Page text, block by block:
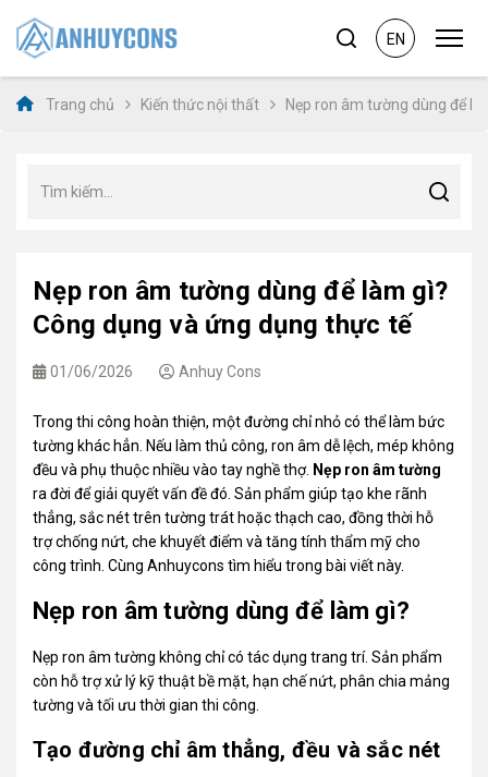
EN
Trang chủ Kiến thức nội thất Nẹp ron âm tường dùng để
Nẹp ron âm tường dùng để làm gì?
Công dụng và ứng dụng thực tế
01/06/2026 Anhuy Cons
Trong thi công hoàn thiện, một đường chỉ nhỏ có thể làm bức
tường khác hẳn. Nếu làm thủ công, ron âm dễ lệch, mép không
đều và phụ thuộc nhiều vào tay nghề thợ. Nẹp ron âm tường
ra đời để giải quyết vấn đề đó. Sản phẩm giúp tạo khe rãnh
thẳng, sắc nét trên tường trát hoặc thạch cao, đồng thời hỗ
trợ chống nứt, che khuyết điểm và tăng tính thẩm mỹ cho
công trình. CùngAnhuycons tìm hiểu trong bài viết này.
Nẹp ron âm tường dùng để làm gì?
Nẹp ron âm tường không chỉ có tác dụng trang trí. Sản phẩm
còn hỗ trợ xử lý kỹ thuật bề mặt, hạn chế nứt, phân chia mảng
tường và tối ưu thời gian thi công.
Tạo đường chỉ âm thẳng, đều và sắc nét